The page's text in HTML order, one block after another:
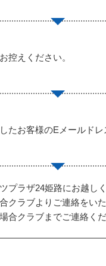
控えください。
たお客様のEメールド
プラザ24姫路にお越しく
ラブよりご連絡をいた
クラブまでご連絡くだ